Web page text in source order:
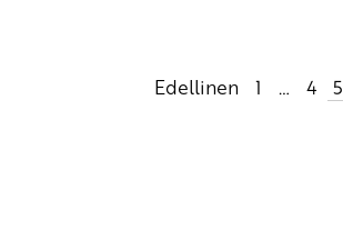
ArtikkelienEdellinen 1 … 4 5